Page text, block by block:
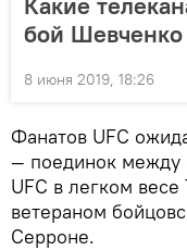
бой
8 июня 2019, 18:26
Фанатов UFC
— поединок
UFC в легком
ветераном
Серроне.